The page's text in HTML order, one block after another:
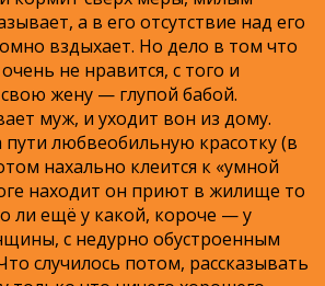
а в его отсутствие над его
вздыхает. Но дело в том что
не нравится, с того и
жену — глупой бабой.
муж, и уходит вон из дому.
пути любвеобильную красотку (в
нахально клеится к «умной
находит он приют в жилище то
ли ещё у какой, короче — у
с недурно обустроенным
случилось потом, рассказывать